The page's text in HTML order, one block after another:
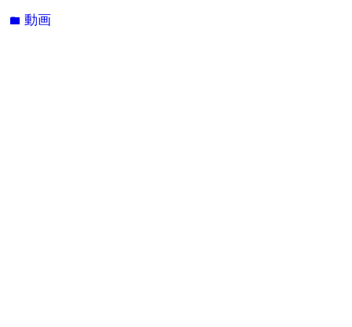
folder動画